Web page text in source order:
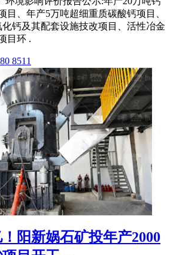
目、年产5万吨超细重质碳酸钙项目、
钙及其配套设施技改项目、活性冶金
目环 .
8511
阳新娲石矿投年产2000